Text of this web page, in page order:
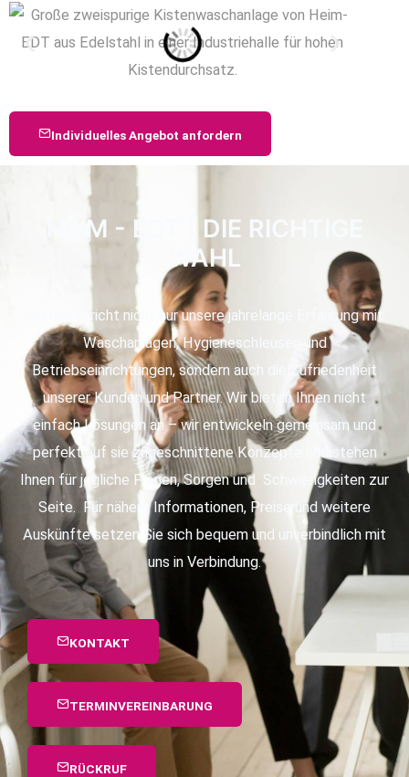
Individuelles Angebot anfordern
HEIM - EDT | DIE RICHTIGE
WAHL
Für uns spricht nicht nur unsere jahrelange Erfahrung mit
Waschanlagen, Hygieneschleusen und
Betriebseinrichtungen, sondern auch die Zufriedenheit
unserer Kunden und Partner. Wir bieten Ihnen nicht
einfach Lösungen an – wir entwickeln gemeinsam und
perfekt auf sie zugeschnittene Konzepte und stehen
Ihnen für jegliche Fragen, Sorgen und Schwierigkeiten zur
Seite. Für nähere Informationen, Preise und weitere
Auskünfte setzen Sie sich bequem und unverbindlich mit
uns in Verbindung.
KONTAKT
TERMINVEREINBARUNG
RÜCKRUF